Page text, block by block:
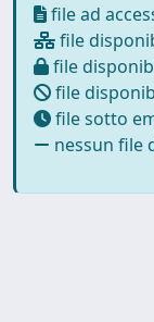
file ad
file
file
file
file sotto
nessun file